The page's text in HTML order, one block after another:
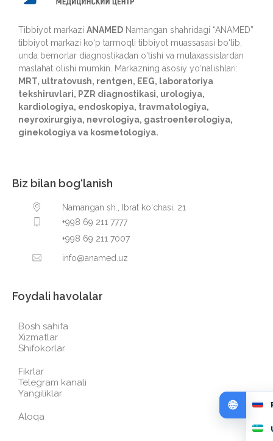
Tibbiyot markazi ANAMED Namangan shahridagi “ANAMED”
tibbiyot markazi ko‘p tarmoqli tibbiyot muassasasi bo‘lib,
unda bemorlar diagnostikadan o‘tishi va mutaxassislardan
maslahat olishi mumkin. Markazning asosiy yo‘nalishlari:
MRT, ultratovush, rentgen, EEG, laboratoriya
tekshiruvlari, PZR diagnostikasi, urologiya,
kardiologiya, endoskopiya, travmatologiya,
neyroxirurgiya, nevrologiya, gastroenterologiya,
ginekologiya va kosmetologiya.
Biz bilan bog‘lanish
Namangan sh., Ibrat ko‘chasi, 21
+998 69 211 7777
+998 69 211 7007
info@anamed.uz
Foydali havolalar
Bosh sahifa
Xizmatlar
Shifokorlar
Fikrlar
Telegram kanali
Yangiliklar
Aloqa